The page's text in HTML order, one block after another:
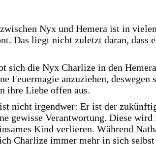
Nyx und Hemera ist in
Das liegt nicht zuletzt daran, dass
sich die Nyx Charlize in den
Feuermagie anzuziehen,
ihre Liebe offen aus.
nicht irgendwer: Er ist der
gewisse Verantwortung. Diese
Kind verlieren. Während
Charlize immer mehr in sich